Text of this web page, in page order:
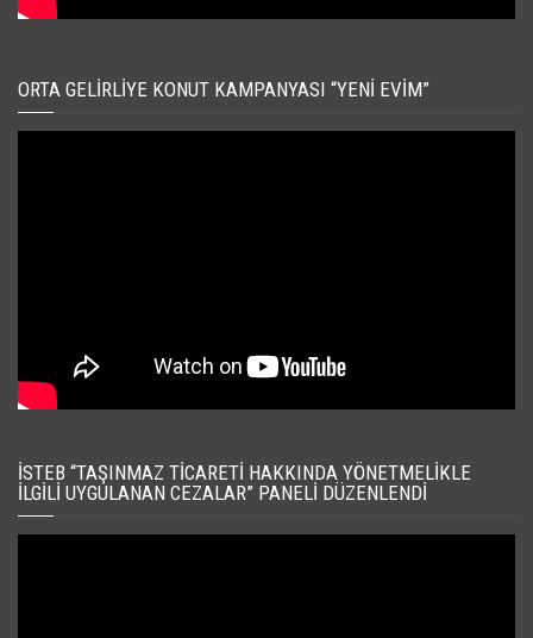
ORTA GELIRLIYE KONUT KAMPANYASI “YENI EVIM”
İSTEB “TAŞINMAZ TICARETI HAKKINDA YÖNETMELIKLE
İLGILI UYGULANAN CEZALAR” PANELI DÜZENLENDI